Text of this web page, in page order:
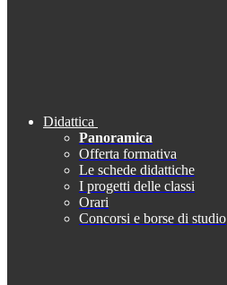
Didattica
Panoramica
Offerta formativa
Le schede didattiche
I progetti delle classi
Orari
Concorsi e borse di studio